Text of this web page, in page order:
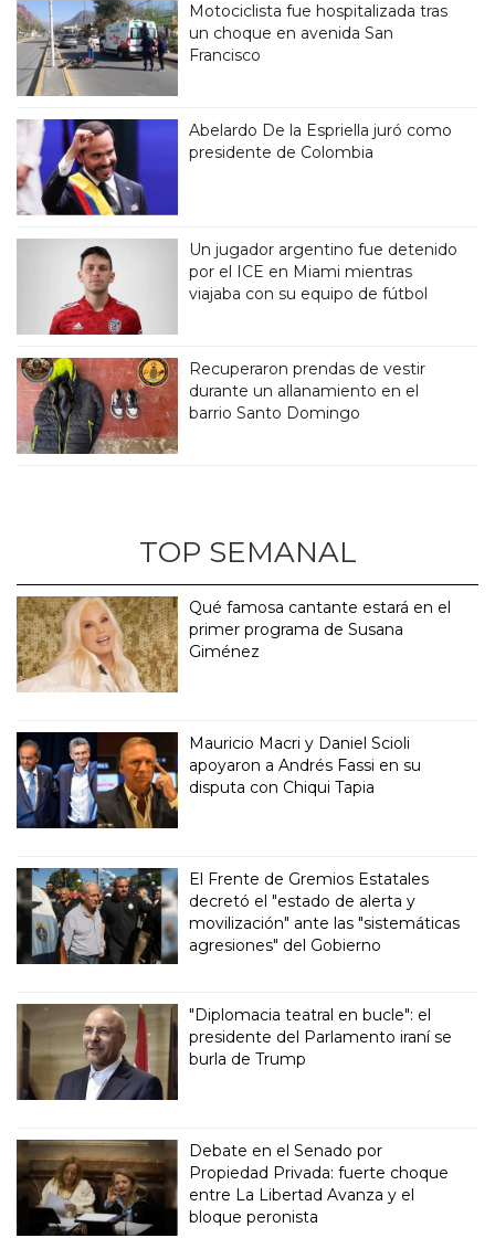
Motociclista fue hospitalizada tras
un choque en avenida San
Francisco
Abelardo De la Espriella juró como
presidente de Colombia
Un jugador argentino fue detenido
por el ICE en Miami mientras
viajaba con su equipo de fútbol
Recuperaron prendas de vestir
durante un allanamiento en el
barrio Santo Domingo
TOP SEMANAL
Qué famosa cantante estará en el
primer programa de Susana
Giménez
Mauricio Macri y Daniel Scioli
apoyaron a Andrés Fassi en su
disputa con Chiqui Tapia
El Frente de Gremios Estatales
decretó el "estado de alerta y
movilización" ante las "sistemáticas
agresiones" del Gobierno
"Diplomacia teatral en bucle": el
presidente del Parlamento iraní se
burla de Trump
Debate en el Senado por
Propiedad Privada: fuerte choque
entre La Libertad Avanza y el
bloque peronista